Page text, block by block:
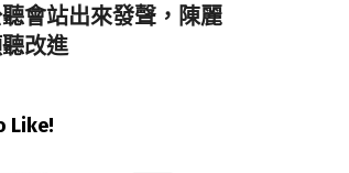
會站出來發聲，陳麗
改進
Like!